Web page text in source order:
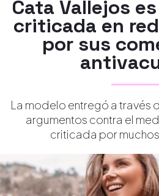
Cata Vallejos
criticada en
por sus
La modelo entregó a través
argumentos contra el
criticada por